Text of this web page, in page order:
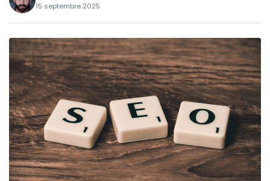
15 septembre 2025